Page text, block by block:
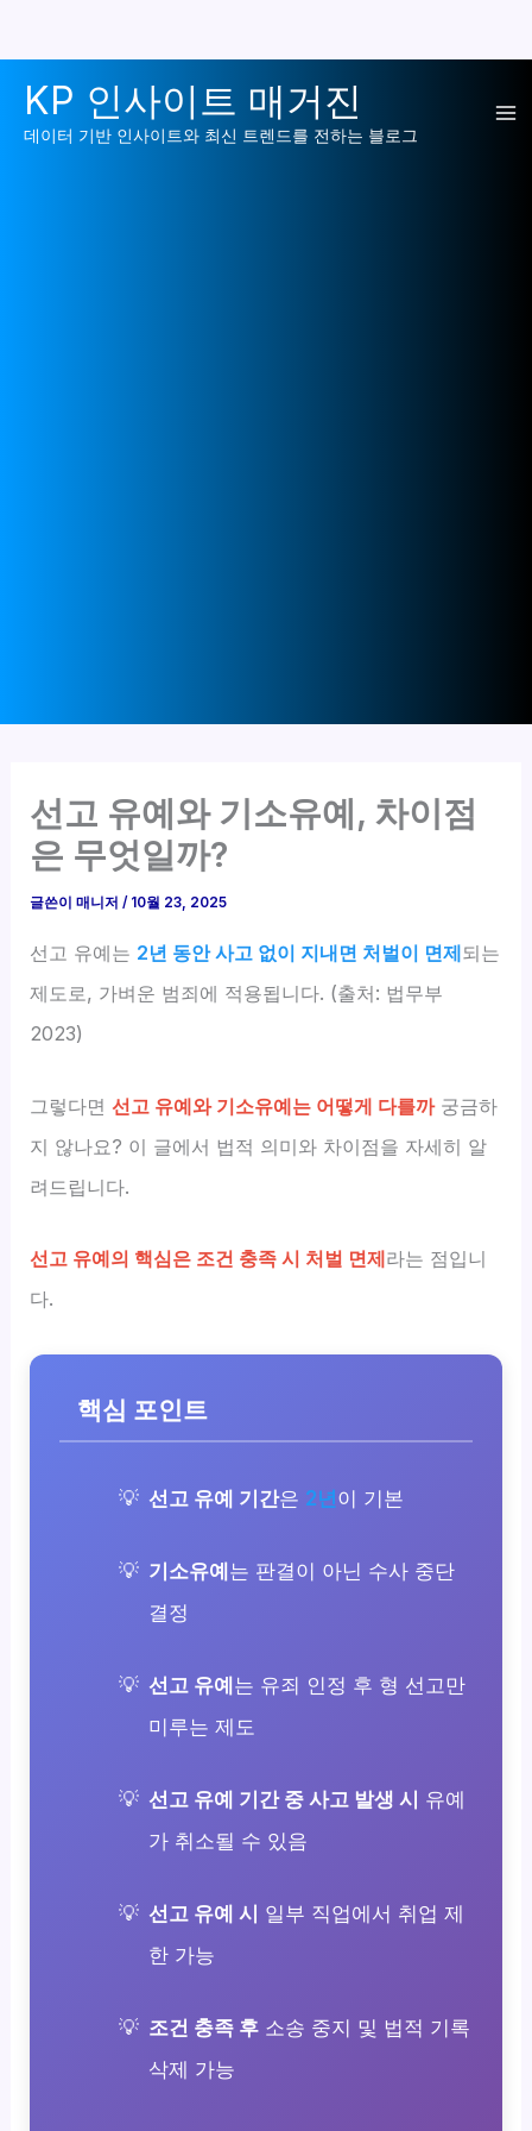
KP 인사이트 매거진
데이터 기반 인사이트와 최신 트렌드를 전하는 블로그
선고 유예와 기소유예, 차이점
은 무엇일까?
글쓴이매니저/ 10월 23, 2025
선고 유예는 2년 동안 사고 없이 지내면 처벌이 면제되는
제도로, 가벼운 범죄에 적용됩니다. (출처: 법무부
2023)
그렇다면 선고 유예와 기소유예는 어떻게 다를까궁금하
지 않나요? 이 글에서 법적 의미와 차이점을 자세히 알
려드립니다.
선고 유예의 핵심은 조건 충족 시 처벌 면제라는 점입니
다.
핵심 포인트
선고 유예 기간은 2년이 기본
기소유예는 판결이 아닌 수사 중단
결정
선고 유예는 유죄 인정 후 형 선고만
미루는 제도
선고 유예 기간 중 사고 발생 시 유예
가 취소될 수 있음
선고 유예 시 일부 직업에서 취업 제
한 가능
조건 충족 후소송 중지 및 법적 기록
삭제 가능